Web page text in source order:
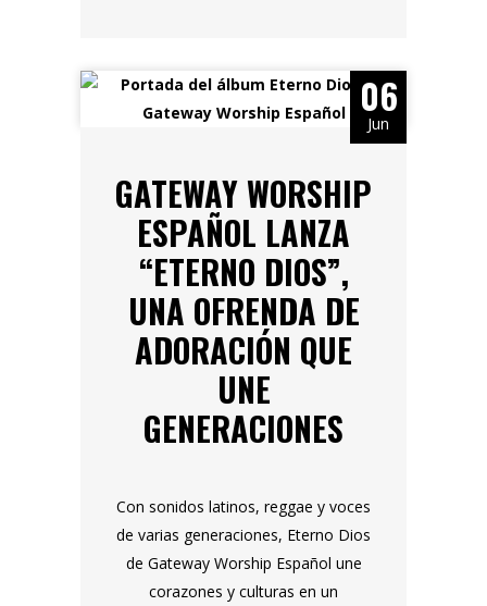
06
Jun
GATEWAY WORSHIP
ESPAÑOL LANZA
“ETERNO DIOS”,
UNA OFRENDA DE
ADORACIÓN QUE
UNE
GENERACIONES
Con sonidos latinos, reggae y voces
de varias generaciones, Eterno Dios
de Gateway Worship Español une
corazones y culturas en un